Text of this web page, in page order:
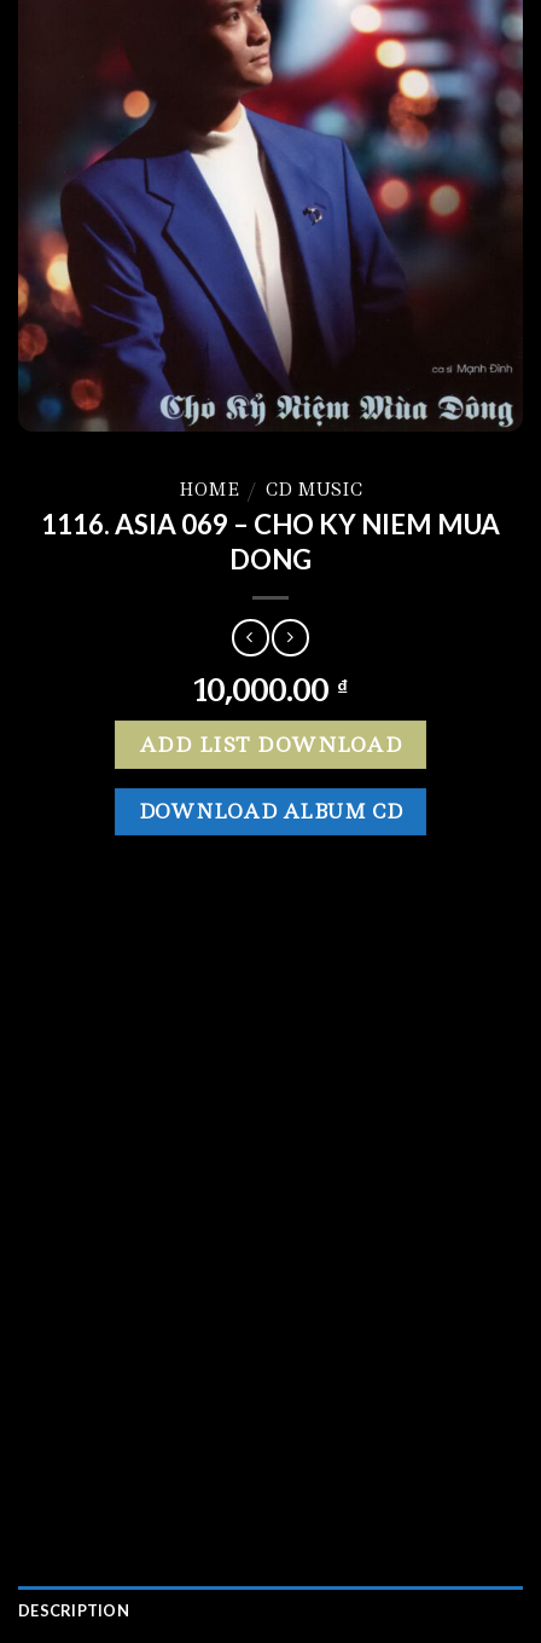
HOME / CD MUSIC
1116. ASIA 069 – CHO KY NIEM MUA
DONG
10,000.00 ₫
ADD LIST DOWNLOAD
DOWNLOAD ALBUM CD
DESCRIPTION